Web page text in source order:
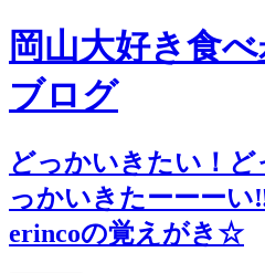
岡山大好き食
ブログ
どっかいきたい！
っかいきたーーーい
erincoの覚えがき☆